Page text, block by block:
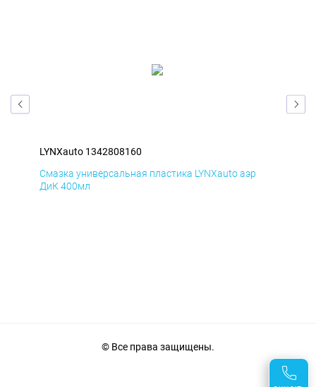
LYNXauto 1342808160
Смазка универсальная пластика LYNXauto аэр
ДиК 400мл
© Все права защищены.